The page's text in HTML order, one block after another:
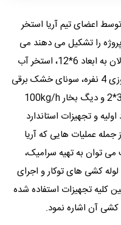
اعضای تیم آریا استخر
را تشکیل می دهند می
توان به استخر آب گرم سرپوشیده بزرگسالان به ابعاد 6*12، استخر آب
گرم سرپوشیده کودکان به ابعاد3*5، جکوزی 4 نفره، سونای خشک برقی
و تجهیزات استاندارد
عملیات هایی که آریا
می توان به تهیه سرامیک،
کشی های توکار و اجرای
کلیه تجهیزات استفاده شده
کشی آن اشاره نمود.